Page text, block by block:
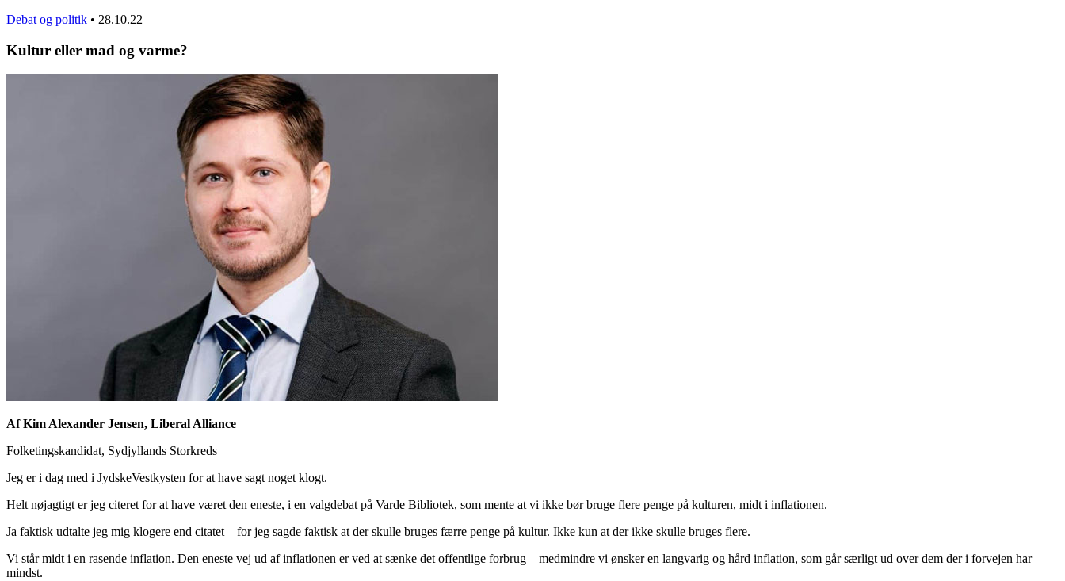
Debat og politik • 28.10.22
Kultur eller mad og varme?
Af Kim Alexander Jensen, Liberal Alliance
Folketingskandidat, Sydjyllands Storkreds
Jeg er i dag med i JydskeVestkysten for at have sagt noget klogt.
Helt nøjagtigt er jeg citeret for at have været den eneste, i en valgdebat på Varde Bibliotek, som mente at vi ikke bør bruge flere penge på kulturen, midt i inflationen.
Ja faktisk udtalte jeg mig klogere end citatet – for jeg sagde faktisk at der skulle bruges færre penge på kultur. Ikke kun at der ikke skulle bruges flere.
Vi står midt i en rasende inflation. Den eneste vej ud af inflationen er ved at sænke det offentlige forbrug – medmindre vi ønsker en langvarig og hård inflation, som går særligt ud over dem der i forvejen har
mindst.